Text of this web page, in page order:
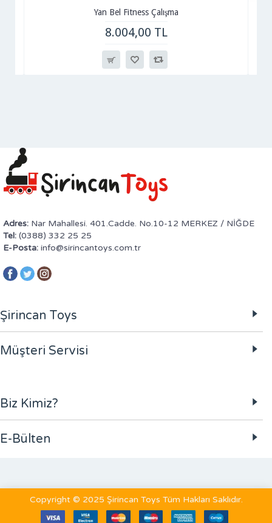
Yan Bel Fitness Çalışma
8.004,00 TL
Adres: Nar Mahallesi. 401.Cadde. No.10-12 MERKEZ / NİĞDE
Tel: (0388) 332 25 25
E-Posta: info@sirincantoys.com.tr
Şirincan Toys
Müşteri Servisi
Biz Kimiz?
E-Bülten
Copyright © 2025 Şirincan Toys Tüm Hakları Saklıdır.